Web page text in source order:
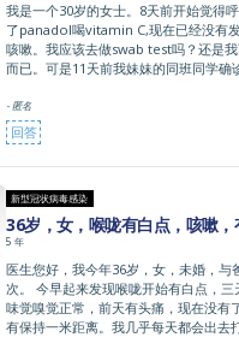
我是一个30岁的女士。8天前开始觉得
了panadol喝vitamin C,现在已经没有
咳嗽。我应该去做swab test吗？还是
而已。可是11天前我妹妹的同班同学
- 匿名
回答
新型冠状病毒感染
36岁，女，喉咙有白点，咳嗽
5 年
医生您好，我今年36岁，女，未婚，
次。 今早起来发现喉咙开始有白点，
味觉嗅觉正常，前天有头痛，现在没有
有保持一米距离。我几乎每天都会出